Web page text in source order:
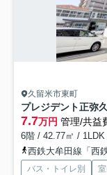
久留米市東町
プレジデント正弥
7.7万円 管理/共益
6階 / 42.77㎡ /
西鉄大牟田線「西
バス・トイレ別